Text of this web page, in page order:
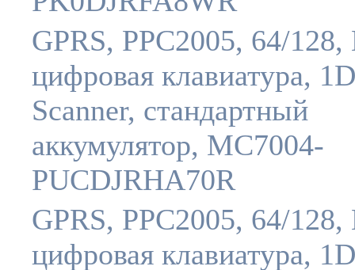
GPRS, PPC2005, 64/128,
цифровая клавиатура, 1D
Scanner, стандартный
аккумулятор, MC7004-
PUCDJRHA70R
GPRS, PPC2005, 64/128,
цифровая клавиатура, 1D